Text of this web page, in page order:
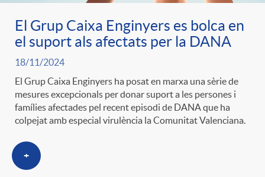
El Grup Caixa Enginyers es bolca en
el suport als afectats per la DANA
18/11/2024
El Grup Caixa Enginyers ha posat en marxa una sèrie de
mesures excepcionals per donar suport a les persones i
famílies afectades pel recent episodi de DANA que ha
colpejat amb especial virulència la Comunitat Valenciana.
+